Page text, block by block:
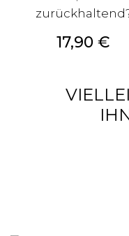
Preis
17,90 €